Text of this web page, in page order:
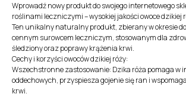
Wprowadź nowy produkt do swojego internetowego
roślinami leczniczymi – wysokiej jakości owoce dzikiej
Ten unikalny naturalny produkt, zbierany w okresie
cennym surowcem leczniczym, stosowanym dla
śledziony oraz poprawy krążenia krwi.
Cechy i korzyści owoców dzikiej róży:
Wszechstronne zastosowanie: Dzika róża pomaga w
oddechowych, przyspiesza gojenie się ran i
krwi.